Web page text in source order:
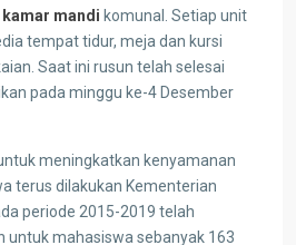
kamar mandi komunal. Setiap unit
tempat tidur, meja dan kursi
Saat ini rusun telah selesai
pada minggu ke-4 Desember
meningkatkan kenyamanan
terus dilakukan Kementerian
periode 2015-2019 telah
untuk mahasiswa sebanyak 163